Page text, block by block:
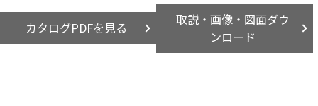
カタログPDFを見る
取説・画像・図面ダウ
ンロード